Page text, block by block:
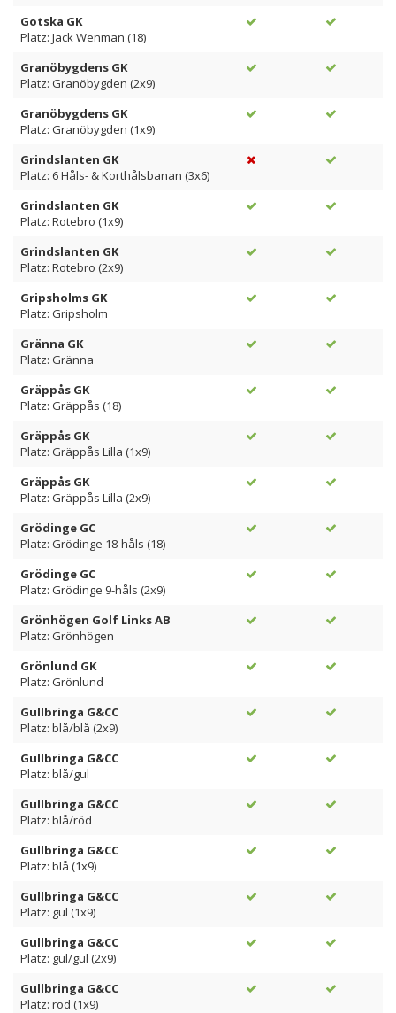
Gotska GK
Platz: Jack Wenman (18)
Granöbygdens GK
Platz: Granöbygden (2x9)
Granöbygdens GK
Platz: Granöbygden (1x9)
Grindslanten GK
Platz: 6 Håls- & Korthålsbanan (3x6)
Grindslanten GK
Platz: Rotebro (1x9)
Grindslanten GK
Platz: Rotebro (2x9)
Gripsholms GK
Platz: Gripsholm
Gränna GK
Platz: Gränna
Gräppås GK
Platz: Gräppås (18)
Gräppås GK
Platz: Gräppås Lilla (1x9)
Gräppås GK
Platz: Gräppås Lilla (2x9)
Grödinge GC
Platz: Grödinge 18-håls (18)
Grödinge GC
Platz: Grödinge 9-håls (2x9)
Grönhögen Golf Links AB
Platz: Grönhögen
Grönlund GK
Platz: Grönlund
Gullbringa G&CC
Platz: blå/blå (2x9)
Gullbringa G&CC
Platz: blå/gul
Gullbringa G&CC
Platz: blå/röd
Gullbringa G&CC
Platz: blå (1x9)
Gullbringa G&CC
Platz: gul (1x9)
Gullbringa G&CC
Platz: gul/gul (2x9)
Gullbringa G&CC
Platz: röd (1x9)